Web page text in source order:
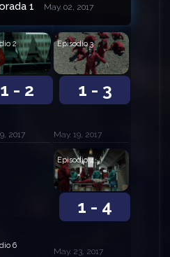
1 May. 02, 2017
1 - 2
2
2017
1 - 3
Episodio 3
May. 19, 2017
1 - 4
Episodio 4
May. 23, 2017
6